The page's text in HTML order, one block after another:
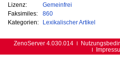
Lizenz:
Gemeinfrei
Faksimiles:
860
Kategorien:
Lexikalischer Artikel
ZenoServer 4.030.014